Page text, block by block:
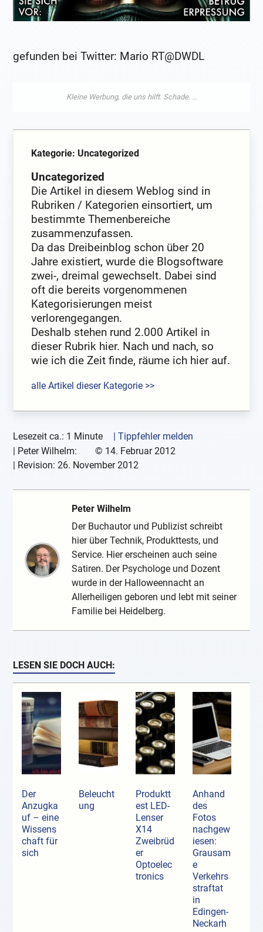
gefunden bei Twitter: Mario RT@DWDL
Kategorie: Uncategorized
Uncategorized
Die Artikel in diesem Weblog sind in
Rubriken / Kategorien einsortiert, um
bestimmte Themenbereiche
zusammenzufassen.
Da das Dreibeinblog schon über 20
Jahre existiert, wurde die Blogsoftware
zwei-, dreimal gewechselt. Dabei sind
oft die bereits vorgenommenen
Kategorisierungen meist
verlorengegangen.
Deshalb stehen rund 2.000 Artikel in
dieser Rubrik hier. Nach und nach, so
wie ich die Zeit finde, räume ich hier auf.
alle Artikel dieser Kategorie >>
Lesezeit ca.: 1 Minute
| Tippfehler melden
| Peter Wilhelm: © 14. Februar 2012
| Revision:26. November 2012
Peter Wilhelm
Der Buchautor und Publizist schreibt
hier über Technik, Produkttests, und
Service. Hier erscheinen auch seine
Satiren. Der Psychologe und Dozent
wurde in der Halloweennacht an
Allerheiligen geboren und lebt mit seiner
Familie bei Heidelberg.
LESEN SIE DOCH AUCH:
Der
Anzugka
uf ­– eine
Wissens
chaft für
sich
Beleucht
ung
Produktt
est LED-
Lenser
X14
Zweibrüd
er
Optoelec
tronics
Anhand
des
Fotos
nachgew
iesen:
Grausam
e
Verkehrs
straftat
in
Edingen-
Neckarh